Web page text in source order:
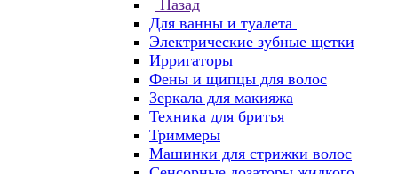
Назад
Для ванны и туалета
Электрические зубные щетки
Ирригаторы
Фены и щипцы для волос
Зеркала для макияжа
Техника для бритья
Триммеры
Машинки для стрижки волос